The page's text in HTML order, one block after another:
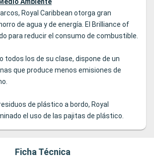
Ambiente
Royal Caribbean otorga gran
de agua y de energía. El Brilliance of
para reducir el consumo de combustible.
todos los de su clase, dispone de un
que produce menos emisiones de
de plástico a bordo, Royal
el uso de las pajitas de plástico.
Ficha Técnica